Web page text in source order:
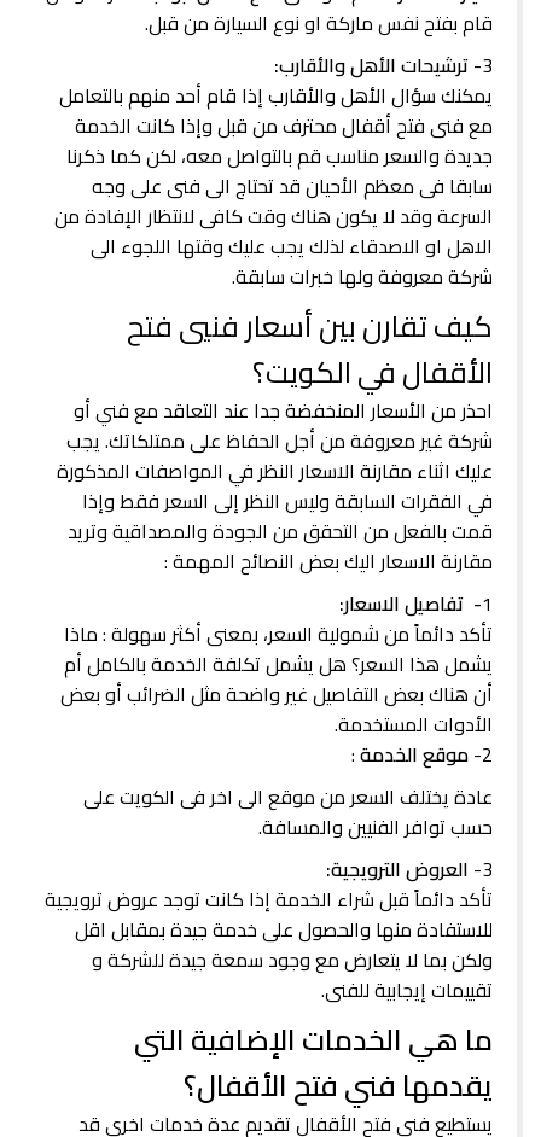
قام بفتح نفس ماركة او نوع السيارة من قبل.
3- ترشيحات الأهل والأقارب:
يمكنك سؤال الأهل والأقارب إذا قام أحد منهم بالتعامل
مع فنى فتح أقفال محترف من قبل وإذا كانت الخدمة
جديدة والسعر مناسب قم بالتواصل معه، لكن كما ذكرنا
سابقا فى معظم الأحيان قد تحتاج الى فنى على وجه
السرعة وقد لا يكون هناك وقت كافى لانتظار الإفادة من
الاهل او الاصدقاء لذلك يجب عليك وقتها اللجوء الى
شركة معروفة ولها خبرات سابقة.
كيف تقارن بين أسعار فنيي فتح
الأقفال في الكويت؟
احذر من الأسعار المنخفضة جدا عند التعاقد مع فني أو
شركة غير معروفة من أجل الحفاظ على ممتلكاتك. يجب
عليك اثناء مقارنة الاسعار النظر في المواصفات المذكورة
في الفقرات السابقة وليس النظر إلى السعر فقط وإذا
قمت بالفعل من التحقق من الجودة والمصداقية وتريد
مقارنة الاسعار اليك بعض النصائح المهمة :
1- تفاصيل الاسعار:
تأكد دائماً من شمولية السعر، بمعنى أكثر سهولة : ماذا
يشمل هذا السعر؟ هل يشمل تكلفة الخدمة بالكامل أم
أن هناك بعض التفاصيل غير واضحة مثل الضرائب أو بعض
الأدوات المستخدمة.
2- موقع الخدمة:
عادة يختلف السعر من موقع الى اخر فى الكويت على
حسب توافر الفنيين والمسافة.
3- العروض الترويجية:
تأكد دائماً قبل شراء الخدمة إذا كانت توجد عروض ترويجية
للاستفادة منها والحصول على خدمة جيدة بمقابل اقل
ولكن بما لا يتعارض مع وجود سمعة جيدة للشركة و
تقييمات إيجابية للفنى.
ما هي الخدمات الإضافية التي
يقدمها فني فتح الأقفال؟
يستطيع فنى فتح الأقفال تقديم عدة خدمات اخرى قد